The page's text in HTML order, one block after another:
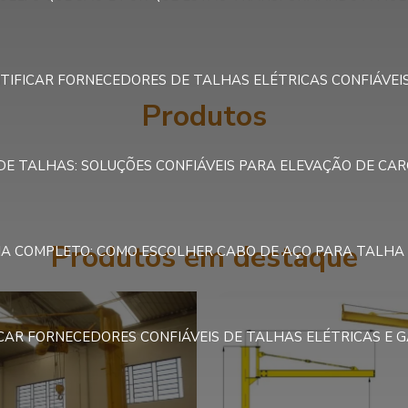
FORNECEDORES DE TALHAS ELÉTRICAS
TALHAS: SOLUÇÕES CONFIÁVEIS PARA ELEVAÇÃO DE
COMPLETO: COMO ESCOLHER CABO DE AÇO PARA
FORNECEDORES CONFIÁVEIS DE TALHAS ELÉTRICAS E
Produtos
Produtos em destaque